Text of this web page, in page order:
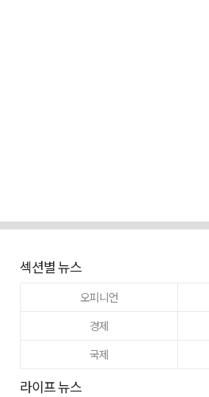
섹션별 뉴스
오피니언
경제
국제
라이프 뉴스